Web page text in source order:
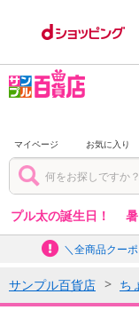
マイページ お気に入り
プル太の誕生日！
＼全商品クー
サンプル百貨店 ち